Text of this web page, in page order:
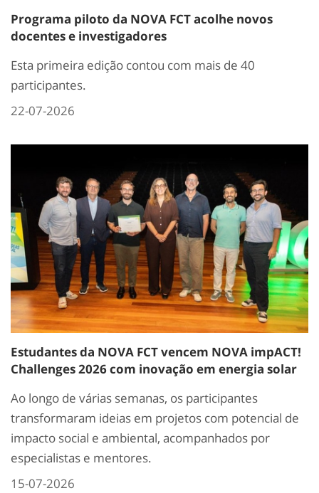
Programa piloto da NOVA FCT acolhe novos
docentes e investigadores
Esta primeira edição contou com mais de 40
participantes.
22-07-2026
Estudantes da NOVA FCT vencem NOVA impACT!
Challenges 2026 com inovação em energia solar
Ao longo de várias semanas, os participantes
transformaram ideias em projetos com potencial de
impacto social e ambiental, acompanhados por
especialistas e mentores.
15-07-2026